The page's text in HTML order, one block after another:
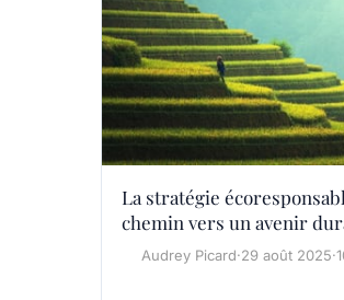
La stratégie
chemin vers un avenir
Audrey Picard·29 août 2025·